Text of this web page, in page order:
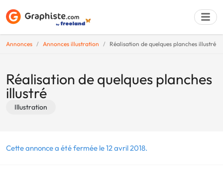
Annonces Annonces illustration Réalisation de quelques planches illustré
Réalisation de quelques planches
illustré
Illustration
Cette annonce a été fermée le 12 avril 2018.